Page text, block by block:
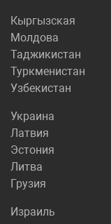
Кыргызская
Молдова
Таджикистан
Туркменистан
Узбекистан
Украина
Латвия
Эстония
Литва
Грузия
Израиль